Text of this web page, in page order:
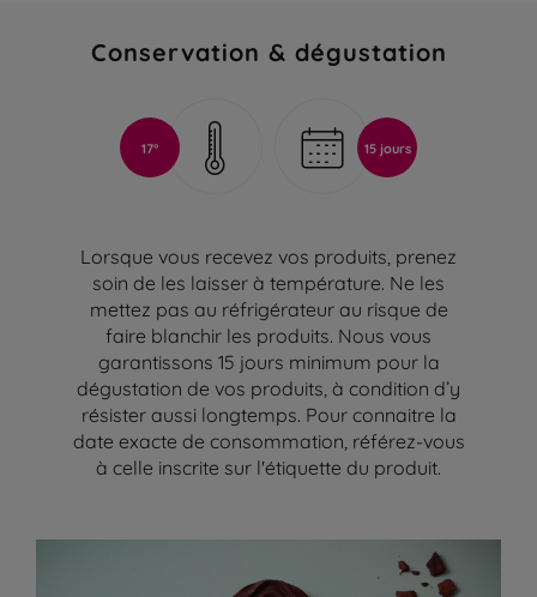
Conservation & dégustation
17° 15 jours
Lorsque vous recevez vos produits, prenez
soin de les laisser à température. Ne les
mettez pas au réfrigérateur au risque de
faire blanchir les produits. Nous vous
garantissons 15 jours minimum pour la
dégustation de vos produits, à condition d’y
résister aussi longtemps. Pour connaitre la
date exacte de consommation, référez-vous
à celle inscrite sur l'étiquette du produit.